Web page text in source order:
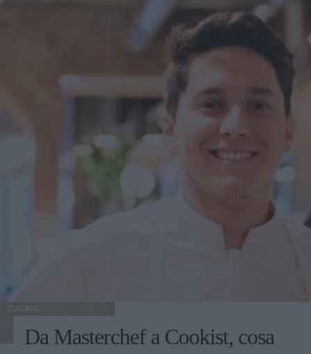
CUCINA
Da Masterchef a Cookist, cosa